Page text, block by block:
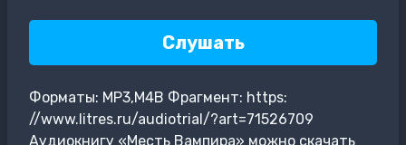
Слушать
Форматы: MP3,M4B Фрагмент: https:
//www.litres.ru/audiotrial/?art=71526709
Аудиокнигу «Месть Вампира» можно скачать